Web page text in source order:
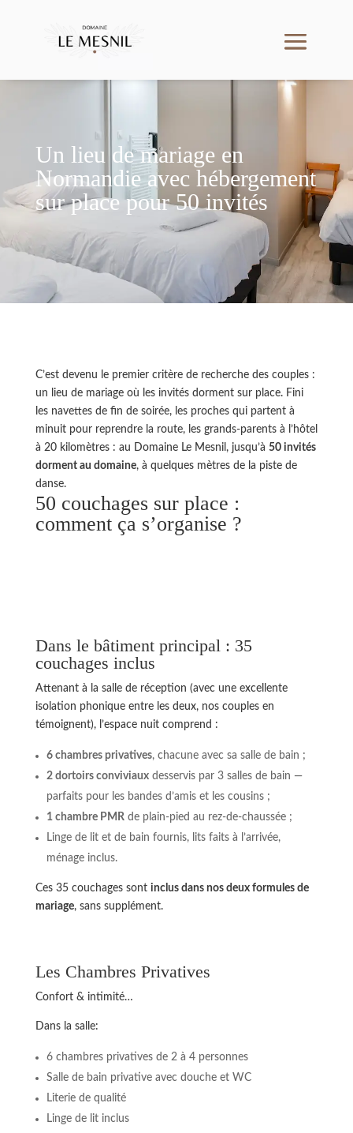
Un lieu de mariage en
Normandie avec hébergement
sur place pour 50 invités
C’est devenu le premier critère de recherche des couples :
un lieu de mariage où les invités dorment sur place. Fini
les navettes de fin de soirée, les proches qui partent à
minuit pour reprendre la route, les grands-parents à l’hôtel
à 20 kilomètres : au Domaine Le Mesnil, jusqu’à 50 invités
dorment au domaine, à quelques mètres de la piste de
danse.
50 couchages sur place :
comment ça s’organise ?
Dans le bâtiment principal : 35
couchages inclus
Attenant à la salle de réception (avec une excellente
isolation phonique entre les deux, nos couples en
témoignent), l’espace nuit comprend :
6 chambres privatives, chacune avec sa salle de bain ;
2 dortoirs conviviauxdesservis par 3 salles de bain —
parfaits pour les bandes d’amis et les cousins ;
1 chambre PMRde plain-pied au rez-de-chaussée ;
Linge de lit et de bain fournis, lits faits à l’arrivée,
ménage inclus.
Ces 35 couchages sont inclus dans nos deux formules de
mariage, sans supplément.
Les Chambres Privatives
Confort & intimité…
Dans la salle:
6 chambres privatives de 2 à 4 personnes
Salle de bain privative avec douche et WC
Literie de qualité
Linge de lit inclus